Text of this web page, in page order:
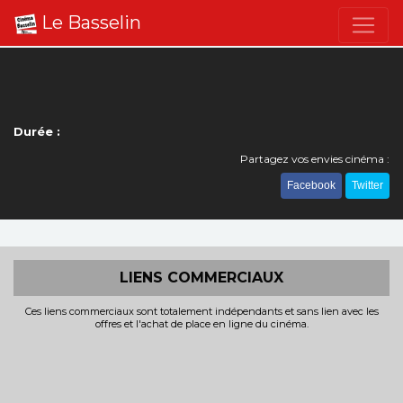
Le Basselin
Durée :
Partagez vos envies cinéma :
Facebook Twitter
LIENS COMMERCIAUX
Ces liens commerciaux sont totalement indépendants et sans lien avec les
offres et l'achat de place en ligne du cinéma.